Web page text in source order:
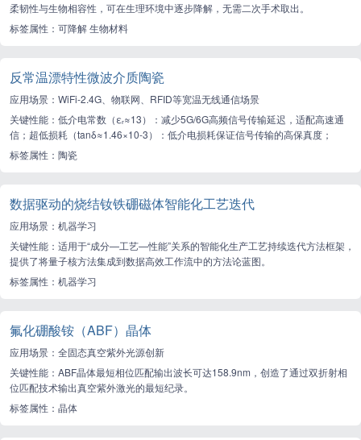
柔韧性与生物相容性，可在生理环境中逐步降解，无需二次手术取出。
标签属性：可降解 生物材料
反常温漂特性微波介质陶瓷
应用场景：WiFi-2.4G、物联网、RFID等宽温无线通信场景
关键性能：低介电常数（εᵣ≈13）：减少5G/6G高频信号传输延迟，适配高速通
信；超低损耗（tanδ≈1.46×10-3）：低介电损耗保证信号传输的高保真度；
标签属性：陶瓷
数据驱动的烧结钕铁硼磁体智能化工艺迭代
应用场景：机器学习
关键性能：适用于“成分—工艺—性能”关系的智能化生产工艺持续迭代方法框架，
提供了将量子核方法集成到数据高效工作流中的方法论蓝图。
标签属性：机器学习
氟化硼酸铵（ABF）晶体
应用场景：全固态真空紫外光源创新
关键性能：ABF晶体最短相位匹配输出波长可达158.9nm，创造了通过双折射相
位匹配技术输出真空紫外激光的最短纪录。
标签属性：晶体